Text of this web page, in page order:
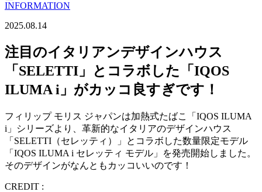
INFORMATION
2025.08.14
注目のイタリアンデザインハウス
「SELETTI」とコラボした「IQOS
ILUMA i」がカッコ良すぎです！
フィリップ モリス ジャパンは加熱式たばこ「IQOS ILUMA
i」シリーズより、革新的なイタリアのデザインハウス
「SELETTI（セレッティ）」とコラボした数量限定モデル
「IQOS ILUMA i セレッティ モデル」を発売開始しました。
そのデザインがなんともカッコいいのです！
CREDIT :